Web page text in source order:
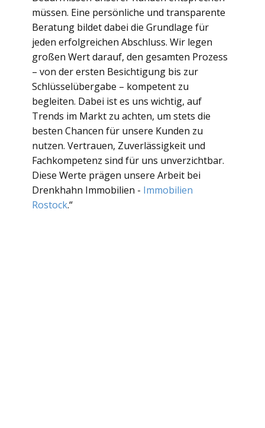
müssen. Eine persönliche und transparente
Beratung bildet dabei die Grundlage für
jeden erfolgreichen Abschluss. Wir legen
großen Wert darauf, den gesamten Prozess
– von der ersten Besichtigung bis zur
Schlüsselübergabe – kompetent zu
begleiten. Dabei ist es uns wichtig, auf
Trends im Markt zu achten, um stets die
besten Chancen für unsere Kunden zu
nutzen. Vertrauen, Zuverlässigkeit und
Fachkompetenz sind für uns unverzichtbar.
Diese Werte prägen unsere Arbeit bei
Drenkhahn Immobilien - Immobilien
Rostock.“